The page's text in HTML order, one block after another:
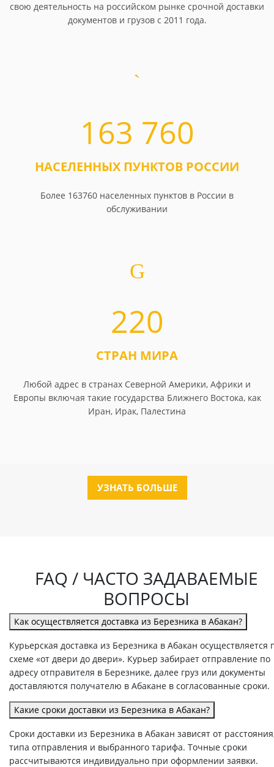
свою деятельность на российском рынке срочной доставки
документов и грузов с 2011 года.
163 760
НАСЕЛЕННЫХ ПУНКТОВ РОССИИ
Более 163760 населенных пунктов в России в
обслуживании
220
СТРАН МИРА
Любой адрес в странах Северной Америки, Африки и
Европы включая такие государства Ближнего Востока, как
Иран, Ирак, Палестина
УЗНАТЬ БОЛЬШЕ
FAQ / ЧАСТО ЗАДАВАЕМЫЕ
ВОПРОСЫ
Как осуществляется доставка из Березника в Абакан?
Курьерская доставка из Березника в Абакан осуществляется
схеме «от двери до двери». Курьер забирает отправление по
адресу отправителя в Березнике, далее груз или документы
доставляются получателю в Абакане в согласованные сроки.
Какие сроки доставки из Березника в Абакан?
Сроки доставки из Березника в Абакан зависят от
типа отправления и выбранного тарифа. Точные сроки
рассчитываются индивидуально при оформлении заявки.